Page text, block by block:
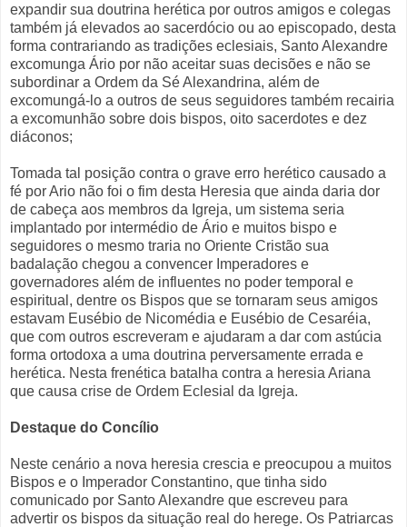
expandir sua doutrina herética por outros amigos e colegas
também já elevados ao sacerdócio ou ao episcopado, desta
forma contrariando as tradições eclesiais, Santo Alexandre
excomunga Ário por não aceitar suas decisões e não se
subordinar a Ordem da Sé Alexandrina, além de
excomungá-lo a outros de seus seguidores também recairia
a excomunhão sobre dois bispos, oito sacerdotes e dez
diáconos;
Tomada tal posição contra o grave erro herético causado a
fé por Ario não foi o fim desta Heresia que ainda daria dor
de cabeça aos membros da Igreja, um sistema seria
implantado por intermédio de Ário e muitos bispo e
seguidores o mesmo traria no Oriente Cristão sua
badalação chegou a convencer Imperadores e
governadores além de influentes no poder temporal e
espiritual, dentre os Bispos que se tornaram seus amigos
estavam Eusébio de Nicomédia e Eusébio de Cesaréia,
que com outros escreveram e ajudaram a dar com astúcia
forma ortodoxa a uma doutrina perversamente errada e
herética. Nesta frenética batalha contra a heresia Ariana
que causa crise de Ordem Eclesial da Igreja.
Destaque do Concílio
Neste cenário a nova heresia crescia e preocupou a muitos
Bispos e o Imperador Constantino, que tinha sido
comunicado por Santo Alexandre que escreveu para
advertir os bispos da situação real do herege. Os Patriarcas